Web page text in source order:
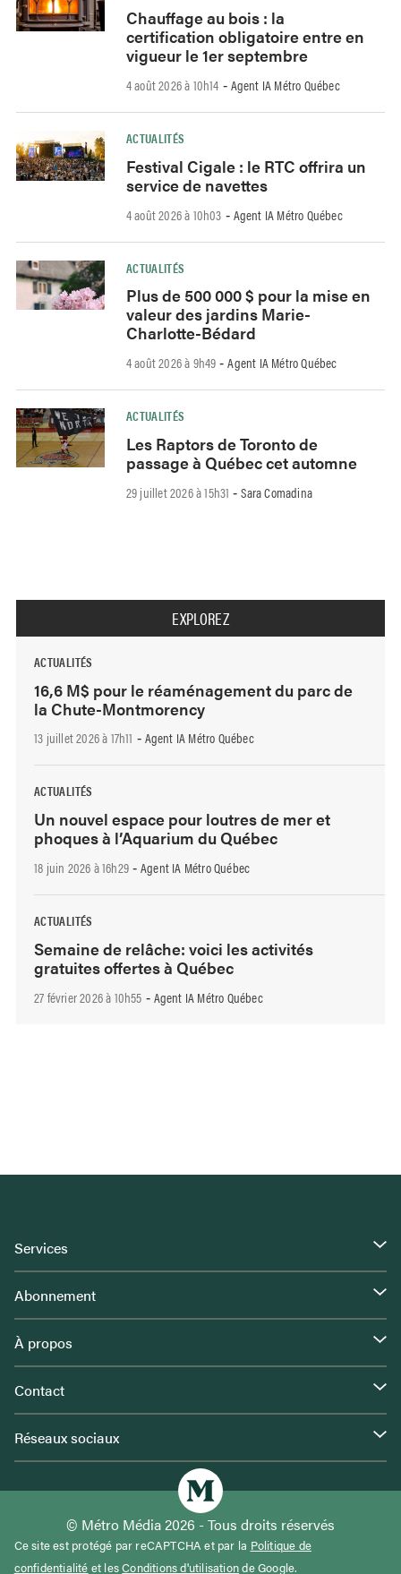
Chauffage au bois : la
certification obligatoire entre en
vigueur le 1er septembre
4 août 2026 à 10h14 - Agent IA Métro Québec
ACTUALITÉS
Festival Cigale : le RTC offrira un
service de navettes
4 août 2026 à 10h03 - Agent IA Métro Québec
ACTUALITÉS
Plus de 500 000 $ pour la mise en
valeur des jardins Marie-
Charlotte-Bédard
4 août 2026 à 9h49 -Agent IA Métro Québec
ACTUALITÉS
Les Raptors de Toronto de
passage à Québec cet automne
29 juillet 2026 à 15h31 -Sara Comadina
EXPLOREZ
ACTUALITÉS
16,6 M$ pour le réaménagement du parc de
la Chute-Montmorency
13 juillet 2026 à 17h11 - Agent IA Métro Québec
ACTUALITÉS
Un nouvel espace pour loutres de mer et
phoques à l’Aquarium du Québec
18 juin 2026 à 16h29 - Agent IA Métro Québec
ACTUALITÉS
Semaine de relâche: voici les activités
gratuites offertes à Québec
27 février 2026 à 10h55 - Agent IA Métro Québec
Services
Abonnement
À propos
Contact
Réseaux sociaux
© Métro Média 2026 - Tous droits réservés
Ce site est protégé par reCAPTCHA et par la Politique de
confidentialité et lesConditions d'utilisationde Google.